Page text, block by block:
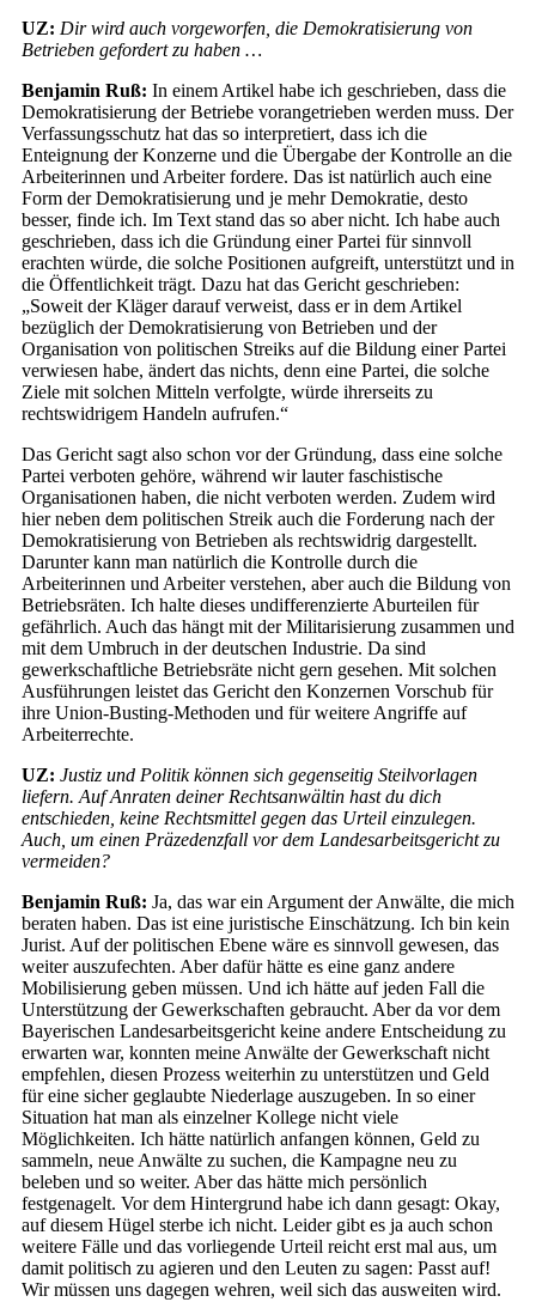
UZ: Dir wird auch vorgeworfen, die Demokratisierung von
Betrieben gefordert zu haben …
Benjamin Ruß: In einem Artikel habe ich geschrieben, dass die
Demokratisierung der Betriebe vorangetrieben werden muss. Der
Verfassungsschutz hat das so interpretiert, dass ich die
Enteignung der Konzerne und die Übergabe der Kontrolle an die
Arbeiterinnen und Arbeiter fordere. Das ist natürlich auch eine
Form der Demokratisierung und je mehr Demokratie, desto
besser, finde ich. Im Text stand das so aber nicht. Ich habe auch
geschrieben, dass ich die Gründung einer Partei für sinnvoll
erachten würde, die solche Positionen aufgreift, unterstützt und in
die Öffentlichkeit trägt. Dazu hat das Gericht geschrieben:
„Soweit der Kläger darauf verweist, dass er in dem Artikel
bezüglich der Demokratisierung von Betrieben und der
Organisation von politischen Streiks auf die Bildung einer Partei
verwiesen habe, ändert das nichts, denn eine Partei, die solche
Ziele mit solchen Mitteln verfolgte, würde ihrerseits zu
rechtswidrigem Handeln aufrufen.“
Das Gericht sagt also schon vor der Gründung, dass eine solche
Partei verboten gehöre, während wir lauter faschistische
Organisationen haben, die nicht verboten werden. Zudem wird
hier neben dem politischen Streik auch die Forderung nach der
Demokratisierung von Betrieben als rechtswidrig dargestellt.
Darunter kann man natürlich die Kontrolle durch die
Arbeiterinnen und Arbeiter verstehen, aber auch die Bildung von
Betriebsräten. Ich halte dieses undifferenzierte Aburteilen für
gefährlich. Auch das hängt mit der Militarisierung zusammen und
mit dem Umbruch in der deutschen Industrie. Da sind
gewerkschaftliche Betriebsräte nicht gern gesehen. Mit solchen
Ausführungen leistet das Gericht den Konzernen Vorschub für
ihre Union-Busting-Methoden und für weitere Angriffe auf
Arbeiterrechte.
UZ: Justiz und Politik können sich gegenseitig Steilvorlagen
liefern. Auf Anraten deiner Rechtsanwältin hast du dich
entschieden, keine Rechtsmittel gegen das Urteil einzulegen.
Auch, um einen Präzedenzfall vor dem Landesarbeitsgericht zu
vermeiden?
Benjamin Ruß: Ja, das war ein Argument der Anwälte, die mich
beraten haben. Das ist eine juristische Einschätzung. Ich bin kein
Jurist. Auf der politischen Ebene wäre es sinnvoll gewesen, das
weiter auszufechten. Aber dafür hätte es eine ganz andere
Mobilisierung geben müssen. Und ich hätte auf jeden Fall die
Unterstützung der Gewerkschaften gebraucht. Aber da vor dem
Bayerischen Landesarbeitsgericht keine andere Entscheidung zu
erwarten war, konnten meine Anwälte der Gewerkschaft nicht
empfehlen, diesen Prozess weiterhin zu unterstützen und Geld
für eine sicher geglaubte Niederlage auszugeben. In so einer
Situation hat man als einzelner Kollege nicht viele
Möglichkeiten. Ich hätte natürlich anfangen können, Geld zu
sammeln, neue Anwälte zu suchen, die Kampagne neu zu
beleben und so weiter. Aber das hätte mich persönlich
festgenagelt. Vor dem Hintergrund habe ich dann gesagt: Okay,
auf diesem Hügel sterbe ich nicht. Leider gibt es ja auch schon
weitere Fälle und das vorliegende Urteil reicht erst mal aus, um
damit politisch zu agieren und den Leuten zu sagen: Passt auf!
Wir müssen uns dagegen wehren, weil sich das ausweiten wird.